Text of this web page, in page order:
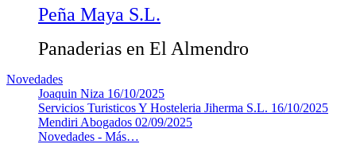
Peña Maya S.L.
Panaderias en El Almendro
Novedades
Joaquin Niza 16/10/2025
Servicios Turisticos Y Hosteleria Jiherma S.L. 16/10/2025
Mendiri Abogados 02/09/2025
Novedades - Más…